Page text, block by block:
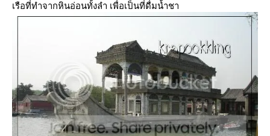
เรือที่ทำจากหินอ่อนทั้งลำ เพื่อเป็นที่ดื่มน้ำชา